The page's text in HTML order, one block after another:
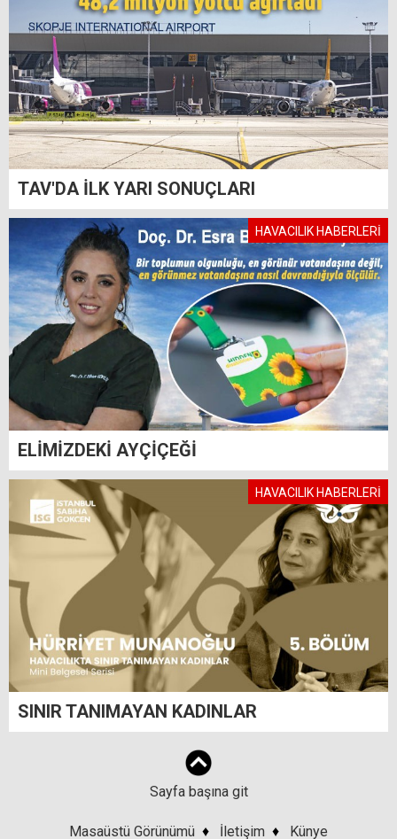
TAV'DA İLK YARI SONUÇLARI
HAVACILIK HABERLERİ
ELİMİZDEKİ AYÇİÇEĞİ
HAVACILIK HABERLERİ
SINIR TANIMAYAN KADINLAR
Sayfa başına git
Masaüstü Görünümü ♦ İletişim ♦ Künye